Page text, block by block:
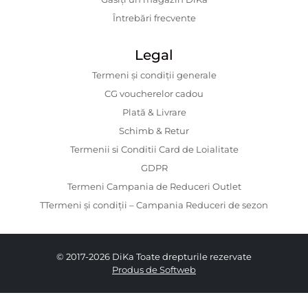
Întrebări frecvente
Legal
Termeni și condiții generale
CG voucherelor cadou
Plată & Livrare
Schimb & Retur
Termenii si Conditii Card de Loialitate
GDPR
Termeni Campania de Reduceri Outlet
TTermeni și condiții – Campania Reduceri de sezon
© 2017-2026 DiKa Toate drepturile rezervate
Produs de Softweb